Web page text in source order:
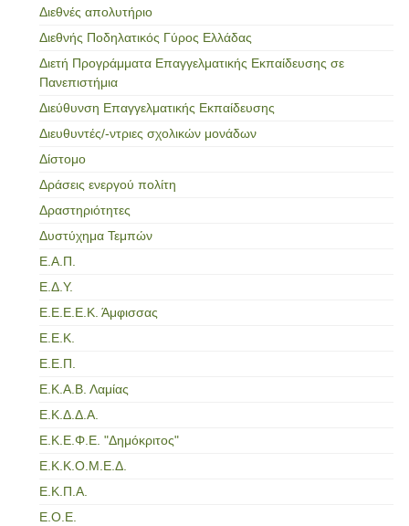
Διεθνές απολυτήριο
Διεθνής Ποδηλατικός Γύρος Ελλάδας
Διετή Προγράμματα Επαγγελματικής Εκπαίδευσης σε
Πανεπιστήμια
Διεύθυνση Επαγγελματικής Εκπαίδευσης
Διευθυντές/-ντριες σχολικών μονάδων
Δίστομο
Δράσεις ενεργού πολίτη
Δραστηριότητες
Δυστύχημα Τεμπών
Ε.Α.Π.
Ε.Δ.Υ.
Ε.Ε.Ε.Ε.Κ. Άμφισσας
Ε.Ε.Κ.
Ε.Ε.Π.
Ε.Κ.Α.Β. Λαμίας
Ε.Κ.Δ.Δ.Α.
Ε.Κ.Ε.Φ.Ε. "Δημόκριτος"
Ε.Κ.Κ.Ο.Μ.Ε.Δ.
Ε.Κ.Π.Α.
Ε.Ο.Ε.